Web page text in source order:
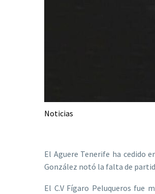
Noticias
El Aguere Tenerife ha cedido
González notó la falta de
El C.V Fígaro Peluqueros fue